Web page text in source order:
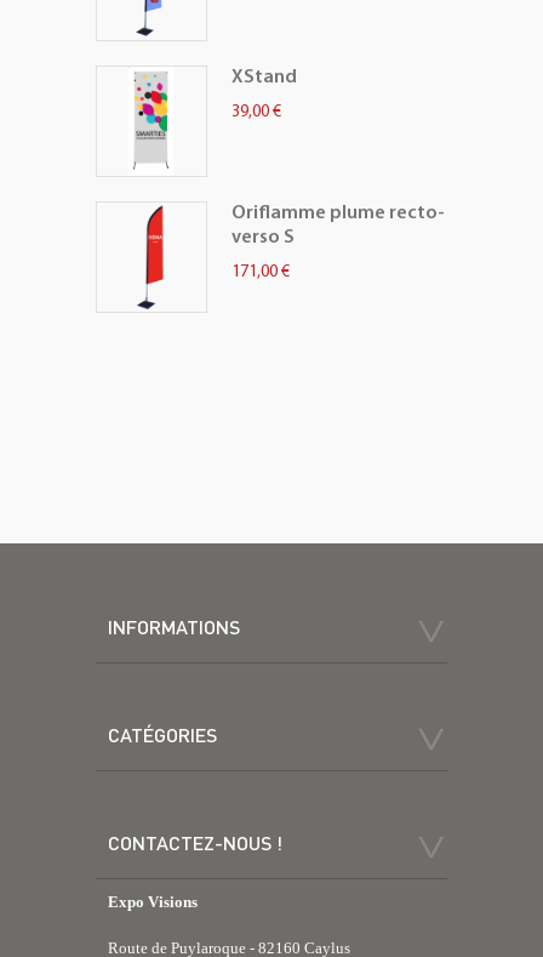
XStand
39,00 €
Oriflamme plume recto-
verso S
171,00 €
INFORMATIONS
CATÉGORIES
CONTACTEZ-NOUS !
Expo Visions
Route de Puylaroque - 82160 Caylus